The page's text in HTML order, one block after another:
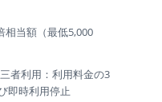
当額（最低5,000
者利用：利用料金の3
即時利用停止